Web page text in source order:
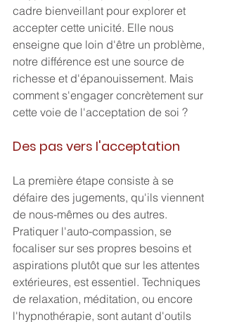
cadre bienveillant pour explorer et
accepter cette unicité. Elle nous
enseigne que loin d'être un problème,
notre différence est une source de
richesse et d'épanouissement. Mais
comment s'engager concrètement sur
cette voie de l'acceptation de soi ?
Des pas vers l'acceptation
La première étape consiste à se
défaire des jugements, qu'ils viennent
de nous-mêmes ou des autres.
Pratiquer l'auto-compassion, se
focaliser sur ses propres besoins et
aspirations plutôt que sur les attentes
extérieures, est essentiel. Techniques
de relaxation, méditation, ou encore
l'hypnothérapie, sont autant d'outils